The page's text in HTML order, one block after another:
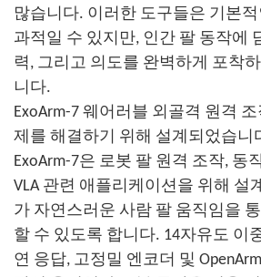
많습니다. 이러한 도구들은 기본
과적일 수 있지만, 인간 팔 동작에
력, 그리고 의도를 완벽하게 포착
니다.
ExoArm-7 웨어러블 외골격 원격
제를 해결하기 위해 설계되었습니
ExoArm-7은 로봇 팔 원격 조작, 동
VLA 관련 애플리케이션을 위해 설
가 자연스러운 사람 팔 움직임을
할 수 있도록 합니다. 14자유도 이
연 응답, 고정밀 엔코더 및